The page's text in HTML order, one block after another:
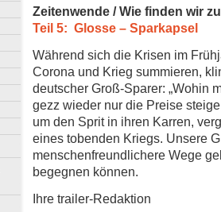
Zeitenwende / Wie finden wir
Teil 5: Glosse – Sparkapsel
Während sich die Krisen im
Corona und Krieg summieren,
deutscher Groß-Sparer: „Wohin
gezz wieder nur die Preise
um den Sprit in ihren Karren,
eines tobenden Kriegs. Unsere
menschenfreundlichere Wege
begegnen können.
Ihre trailer-Redaktion